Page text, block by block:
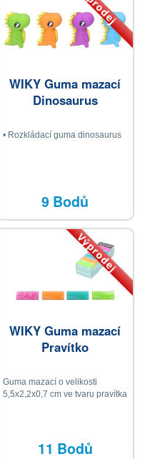
WIKY Guma mazací
Dinosaurus
• Rozkládací guma dinosaurus
9 Bodů
Výprodej
WIKY Guma mazací
Pravítko
Guma mazací o velikosti
5,5x2,2x0,7 cm ve tvaru pravítka
11 Bodů